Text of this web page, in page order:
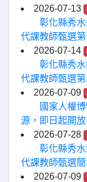
2026-07-13
彰化縣秀
代課教師甄選第
2026-07-14
彰化縣秀
代課教師甄選第
2026-07-09
國家人權
源，即日起開
2026-07-28
彰化縣秀
代課教師甄選簡
2026-07-09